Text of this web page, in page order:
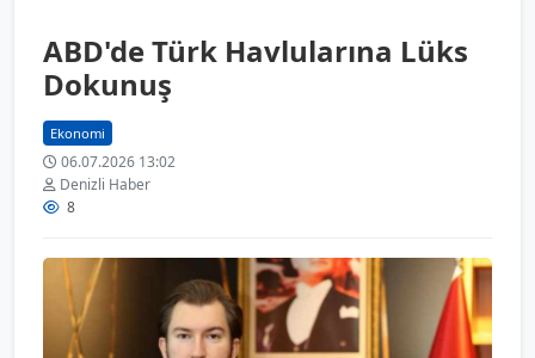
ABD'de Türk Havlularına Lüks
Dokunuş
Ekonomi
06.07.2026 13:02
Denizli Haber
8